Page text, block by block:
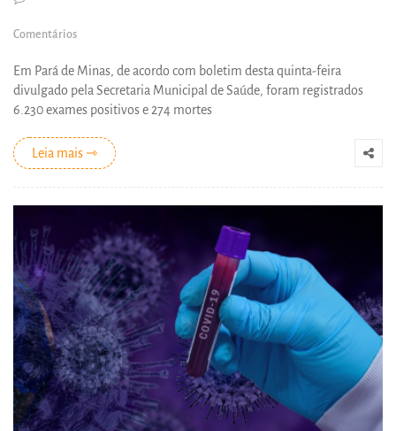
Comentários
Em Pará de Minas, de acordo com boletim desta quinta-feira
divulgado pela Secretaria Municipal de Saúde, foram registrados
6.230 exames positivos e 274 mortes
Leia mais ⇾